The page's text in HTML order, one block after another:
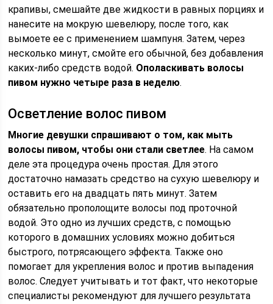
крапивы, смешайте две жидкости в равных порциях и
нанесите на мокрую шевелюру, после того, как
вымоете ее с применением шампуня. Затем, через
несколько минут, смойте его обычной, без добавления
каких-либо средств водой. Ополаскивать волосы
пивом нужно четыре раза в неделю.
Осветление волос пивом
Многие девушки спрашивают о том, как мыть
волосы пивом, чтобы они стали светлее. На самом
деле эта процедура очень простая. Для этого
достаточно намазать средство на сухую шевелюру и
оставить его на двадцать пять минут. Затем
обязательно прополощите волосы под проточной
водой. Это одно из лучших средств, с помощью
которого в домашних условиях можно добиться
быстрого, потрясающего эффекта. Также оно
помогает для укрепления волос и против выпадения
волос. Следует учитывать и тот факт, что некоторые
специалисты рекомендуют для лучшего результата